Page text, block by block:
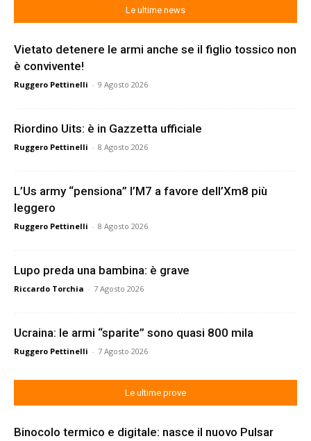
Le ultime news
Vietato detenere le armi anche se il figlio tossico non
è convivente!
Ruggero Pettinelli - 9 Agosto 2026
Riordino Uits: è in Gazzetta ufficiale
Ruggero Pettinelli - 8 Agosto 2026
L’Us army “pensiona” l’M7 a favore dell’Xm8 più
leggero
Ruggero Pettinelli - 8 Agosto 2026
Lupo preda una bambina: è grave
Riccardo Torchia - 7 Agosto 2026
Ucraina: le armi “sparite” sono quasi 800 mila
Ruggero Pettinelli - 7 Agosto 2026
Le ultime prove
Binocolo termico e digitale: nasce il nuovo Pulsar